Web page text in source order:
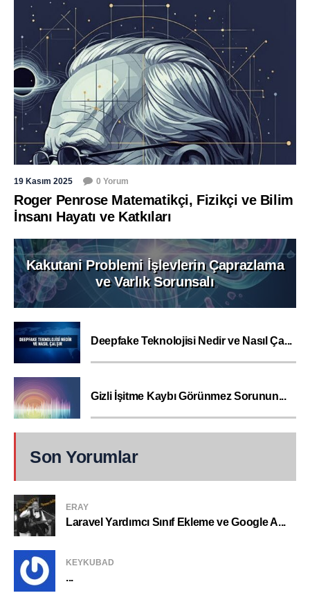
19 Kasım 2025 0 Yorum
Roger Penrose Matematikçi, Fizikçi ve Bilim
İnsanı Hayatı ve Katkıları
Kakutani Problemi İşlevlerin Çaprazlama
ve Varlık Sorunsalı
Deepfake Teknolojisi Nedir ve Nasıl Ça...
Gizli İşitme Kaybı Görünmez Sorunun...
Son Yorumlar
ERAY
Laravel Yardımcı Sınıf Ekleme ve Google A...
KEYKUBAD
...